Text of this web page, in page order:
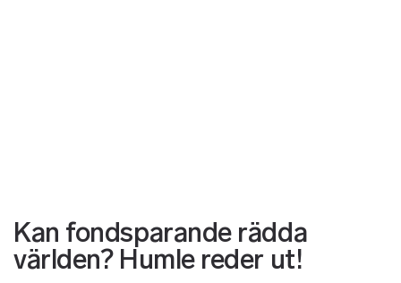
Kan fondsparande rädda
världen? Humle reder ut!